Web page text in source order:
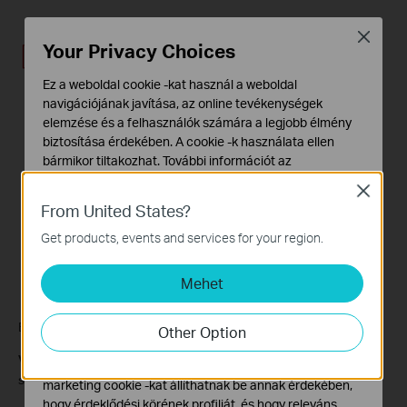
Below are explanations for the options:
Volume Name
save the file under.
From United States?
Get products, events and services for your region.
Mehet
Other Option
Close
Your Privacy Choices
Ez a weboldal cookie -kat használ a weboldal
navigációjának javítása, az online tevékenységek
elemzése és a felhasználók számára a legjobb élmény
biztosítása érdekében. A cookie -k használata ellen
bármikor tiltakozhat. További információt az
Alap Cookie-k
Ezek a cookie -k a webhely működéséhez szükségesek,
és nem tilthatók le a rendszereiben.
Marketing és Elemző Cookie-k
Az elemző cookie -k lehetővé teszik számunkra, hogy
elemezzük weboldalunkon végzett tevékenységeit, hogy
javítsuk és módosítsuk webhelyünk működését.
marketing cookie -kat állíthatnak be annak érdekében,
hogy érdeklődési körének profilját, és hogy releváns
Close